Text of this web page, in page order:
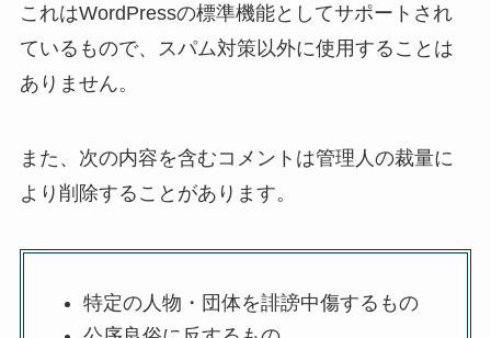
これはWordPressの標準機能としてサポートされ
ているもので、スパム対策以外に使用することは
ありません。
また、次の内容を含むコメントは管理人の裁量に
より削除することがあります。
特定の人物・団体を誹謗中傷するもの